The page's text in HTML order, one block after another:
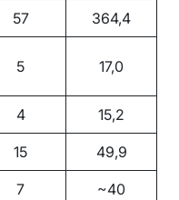
57 364,4
5 17,0
4 15,2
15 49,9
7 ~40